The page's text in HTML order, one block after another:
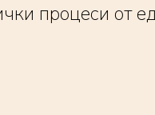
процеси от